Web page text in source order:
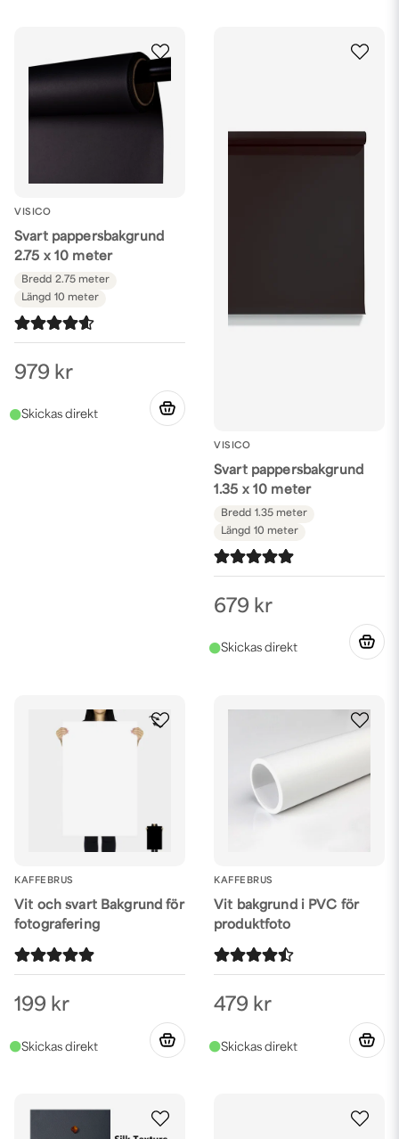
VISICO
Svart pappersbakgrund
2.75 x 10 meter
Bredd 2.75 meter
Längd 10 meter
979 kr
VISICO
Svart pappersbakgrund
1.35 x 10 meter
Bredd 1.35 meter
Längd 10 meter
679 kr
KAFFEBRUS
Vit och svart Bakgrund för
fotografering
199 kr
KAFFEBRUS
Vit bakgrund i PVC för
produktfoto
479 kr